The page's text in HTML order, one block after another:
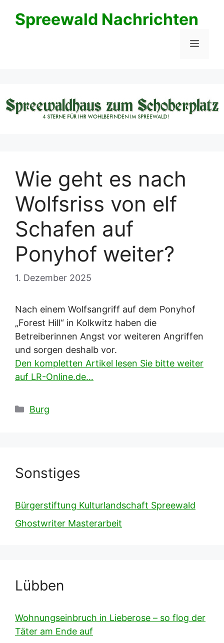
InhaltSpreewald Nachrichten
Menü
Wie geht es nach
Wolfsriss von elf
Schafen auf
Ponyhof weiter?
1. Dezember 2025
Nach einem Wolfsangriff auf dem Ponyhof
„Forest Hill“ in Kolkwitz haben die
Betreiberinnen Angst vor weiteren Angriffen
und sorgen deshalb vor.
Den kompletten Artikel lesen Sie bitte weiter
auf LR-Online.de…
Kategorien
Burg
Sonstiges
Bürgerstiftung Kulturlandschaft Spreewald
Ghostwriter Masterarbeit
Lübben
Wohnungseinbruch in Lieberose – so flog der
Täter am Ende auf